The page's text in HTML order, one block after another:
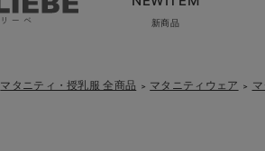
新商品
マタニティ・授乳服 全商品 ＞ マタニティウェア ＞